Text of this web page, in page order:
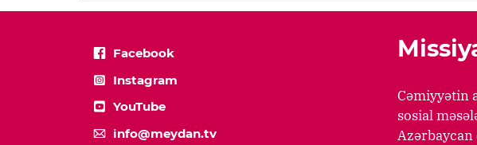
Facebook
Instagram
YouTube
info@meydan.tv
Cəmiyyətin
sosial